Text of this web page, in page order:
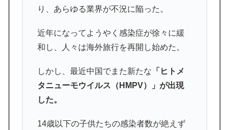
り、あらゆる業界が不況に陥った。
近年になってようやく感染症が徐々に緩
和し、人々は海外旅行を再開し始めた。
しかし、最近中国でまた新たな 「ヒトメ
タニューモウイルス（HMPV）」が出現
した。
14歳以下の子供たちの感染者数が絶えず